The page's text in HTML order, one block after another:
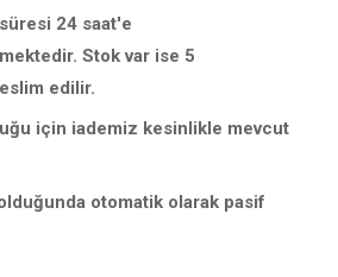
24 saat'e
Stok var ise 5
edilir.
için iademiz kesinlikle mevcut
otomatik olarak pasif